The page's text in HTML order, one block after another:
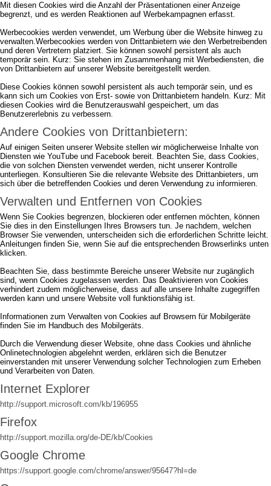
Mit diesen Cookies wird die Anzahl der Präsentationen einer Anzeige
begrenzt, und es werden Reaktionen auf Werbekampagnen erfasst.
Werbecookies werden verwendet, um Werbung über die Website hinweg zu
verwalten.Werbecookies werden von Drittanbietern wie den Werbetreibenden
und deren Vertretern platziert. Sie können sowohl persistent als auch
temporär sein. Kurz: Sie stehen im Zusammenhang mit Werbediensten, die
von Drittanbietern auf unserer Website bereitgestellt werden.
Diese Cookies können sowohl persistent als auch temporär sein, und es
kann sich um Cookies von Erst- sowie von Drittanbietern handeln. Kurz: Mit
diesen Cookies wird die Benutzerauswahl gespeichert, um das
Benutzererlebnis zu verbessern.
Andere Cookies von Drittanbietern:
Auf einigen Seiten unserer Website stellen wir möglicherweise Inhalte von
Diensten wie YouTube und Facebook bereit. Beachten Sie, dass Cookies,
die von solchen Diensten verwendet werden, nicht unserer Kontrolle
unterliegen. Konsultieren Sie die relevante Website des Drittanbieters, um
sich über die betreffenden Cookies und deren Verwendung zu informieren.
Verwalten und Entfernen von Cookies
Wenn Sie Cookies begrenzen, blockieren oder entfernen möchten, können
Sie dies in den Einstellungen Ihres Browsers tun. Je nachdem, welchen
Browser Sie verwenden, unterscheiden sich die erforderlichen Schritte leicht.
Anleitungen finden Sie, wenn Sie auf die entsprechenden Browserlinks unten
klicken.
Beachten Sie, dass bestimmte Bereiche unserer Website nur zugänglich
sind, wenn Cookies zugelassen werden. Das Deaktivieren von Cookies
verhindert zudem möglicherweise, dass auf alle unsere Inhalte zugegriffen
werden kann und unsere Website voll funktionsfähig ist.
Informationen zum Verwalten von Cookies auf Browsern für Mobilgeräte
finden Sie im Handbuch des Mobilgeräts.
Durch die Verwendung dieser Website, ohne dass Cookies und ähnliche
Onlinetechnologien abgelehnt werden, erklären sich die Benutzer
einverstanden mit unserer Verwendung solcher Technologien zum Erheben
und Verarbeiten von Daten.
Internet Explorer
http://support.microsoft.com/kb/196955
Firefox
http://support.mozilla.org/de-DE/kb/Cookies
Google Chrome
https://support.google.com/chrome/answer/95647?hl=de